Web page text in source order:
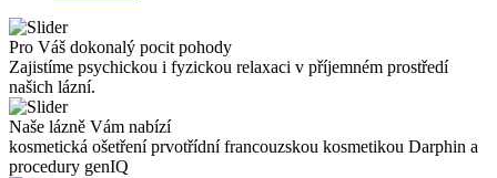
Pro Váš dokonalý pocit pohody
Zajistíme psychickou i fyzickou relaxaci v příjemném prostředí
našich lázní.
Naše lázně Vám nabízí
kosmetická ošetření prvotřídní francouzskou kosmetikou Darphin a
procedury genIQ